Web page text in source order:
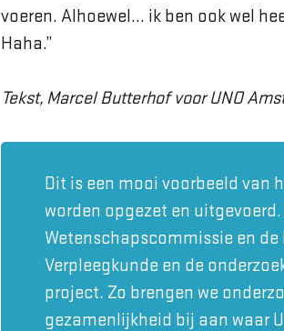
voeren. Alhoewel… ik ben ook wel
Haha.”
Tekst, Marcel Butterhof voor UNO
Dit is een mooi voorbeeld van
worden opgezet en
Wetenschapscommissie en
Verpleegkunde en de
project. Zo brengen we
gezamenlijkheid bij aan waar